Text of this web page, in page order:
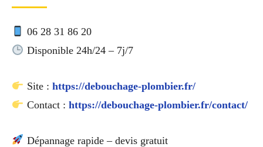
06 28 31 86 20
Disponible 24h/24 – 7j/7
Site : https://debouchage-plombier.fr/
Contact : https://debouchage-plombier.fr/contact/
Dépannage rapide – devis gratuit